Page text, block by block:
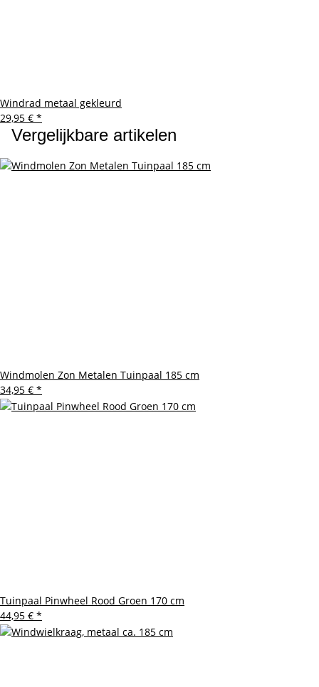
Windrad metaal gekleurd
29,95 € *
Vergelijkbare artikelen
Windmolen Zon Metalen Tuinpaal 185 cm
34,95 € *
Tuinpaal Pinwheel Rood Groen 170 cm
44,95 € *